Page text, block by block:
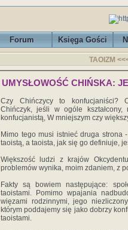
Forum Księga Gości
TAOIZM
UMYSŁOWOŚĆ CHIŃSKA:
Czy Chińczycy to konfucjaniści?
Chińczyk, jeśli w ogóle
konfucjanistą, W mniejszym czy
Mimo tego musi istnieć druga strona
taoistą, a taoista, jak się go definiuje,
Większość ludzi z krajów
problemów wynika, moim zdaniem, z
Fakty są bowiem następujące:
taoistami. Pomimo wpajania
więzami rodzinnymi, jego
którym poddajemy się jako dobrzy
taoistami.